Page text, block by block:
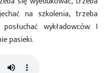
na szkolenia, trzeba
wykładowców. I
pasieki.